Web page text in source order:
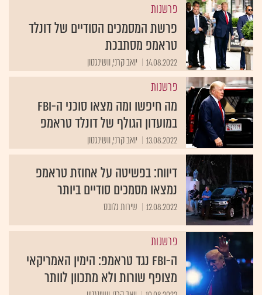
פרשנות
פרשת המסמכים הסודיים של דונלד
טראמפ מסתבכת
14.08.2022 יואב קרני, וושינגטון
פרשנות
מה חיפשו ומה מצאו סוכני ה-FBI
במועדון הגולף של דונלד טראמפ
13.08.2022 יואב קרני, וושינגטון
דיווח: בפשיטה על אחוזת טראמפ
נמצאו מסמכים סודיים ביותר
12.08.2022 שירות גלובס
פרשנות
ה-FBI נגד טראמפ: הימין האמריקאי
מצופף שורות ולא מתכוון לוותר